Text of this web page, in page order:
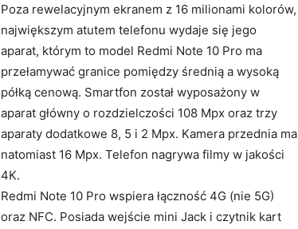
Poza rewelacyjnym ekranem z 16 milionami kolorów,
największym atutem telefonu wydaje się jego
aparat, którym to model Redmi Note 10 Pro ma
przełamywać granice pomiędzy średnią a wysoką
półką cenową. Smartfon został wyposażony w
aparat główny o rozdzielczości 108 Mpx oraz trzy
aparaty dodatkowe 8, 5 i 2 Mpx. Kamera przednia ma
natomiast 16 Mpx. Telefon nagrywa filmy w jakości
4K.
Redmi Note 10 Pro wspiera łączność 4G (nie 5G)
oraz NFC. Posiada wejście mini Jack i czytnik kart